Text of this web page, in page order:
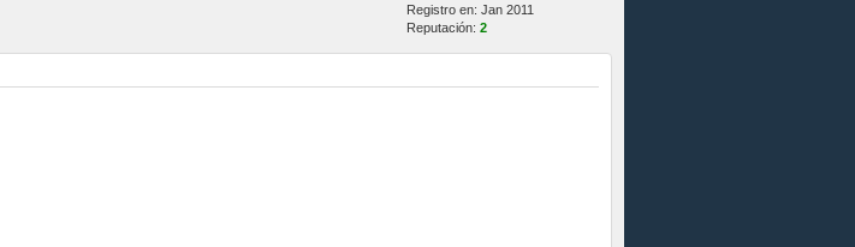
Registro en: Jan 2011
Reputación: 2